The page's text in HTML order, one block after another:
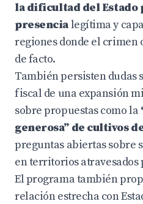
la dificultad del Estado
presencialegítima y
regiones donde el crimen
de facto.
También persisten dudas
fiscal de una expansión
sobre propuestas como la
generosa” de cultivos
preguntas abiertas sobre
en territorios
El programa también
relación estrecha con